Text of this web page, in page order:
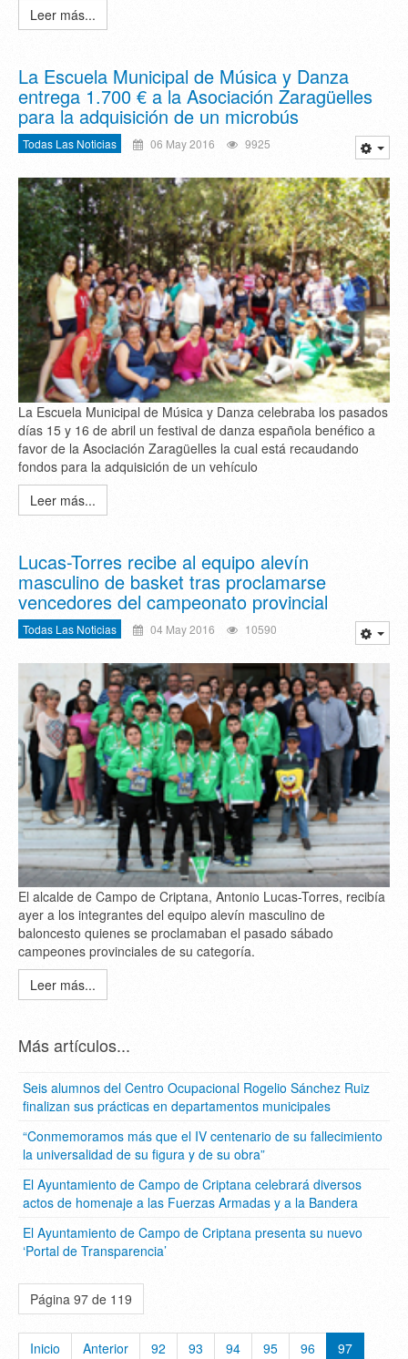
Leer más...
La Escuela Municipal de Música y Danza
entrega 1.700 € a la Asociación Zaragüelles
para la adquisición de un microbús
Todas Las Noticias 06 May 2016 9925
La Escuela Municipal de Música y Danza celebraba los pasados
días 15 y 16 de abril un festival de danza española benéfico a
favor de la Asociación Zaragüelles la cual está recaudando
fondos para la adquisición de un vehículo
Leer más...
Lucas-Torres recibe al equipo alevín
masculino de basket tras proclamarse
vencedores del campeonato provincial
Todas Las Noticias 04 May 2016 10590
El alcalde de Campo de Criptana, Antonio Lucas-Torres, recibía
ayer a los integrantes del equipo alevín masculino de
baloncesto quienes se proclamaban el pasado sábado
campeones provinciales de su categoría.
Leer más...
Más artículos...
Seis alumnos del Centro Ocupacional Rogelio Sánchez Ruiz
finalizan sus prácticas en departamentos municipales
“Conmemoramos más que el IV centenario de su fallecimiento
la universalidad de su figura y de su obra”
El Ayuntamiento de Campo de Criptana celebrará diversos
actos de homenaje a las Fuerzas Armadas y a la Bandera
El Ayuntamiento de Campo de Criptana presenta su nuevo
‘Portal de Transparencia’
Página 97 de 119
Inicio Anterior 92 93 94 95 96
97